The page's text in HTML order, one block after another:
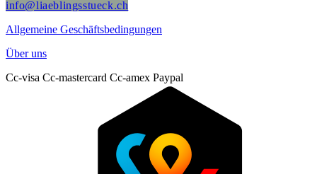
info@liaeblingsstueck.ch
Allgemeine Geschäftsbedingungen
Über uns
Cc-visa Cc-mastercard Cc-amex Paypal